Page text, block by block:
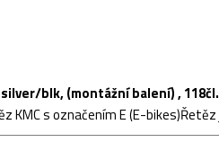
blk, (montážní balení) , 118čl.